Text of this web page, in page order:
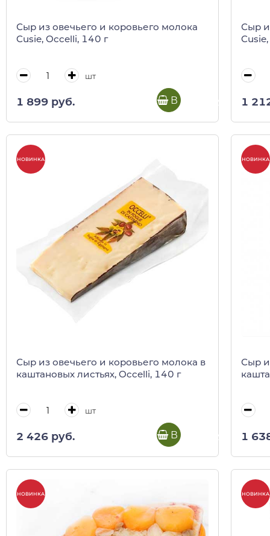
Сыр из овечьего и коровьего молока
Cusie, Occelli, 140 г
шт
1 899 руб. В корзину
Сыр
1
НОВИНКА
Сыр из овечьего и коровьего молока в
каштановых листьях, Occelli, 140 г
шт
2 426 руб. В корзину
НОВИНКА
Сыр
1
НОВИНКА НОВИНКА